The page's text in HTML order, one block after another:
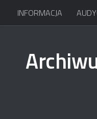
Przejdź do treści
INFORMACJA